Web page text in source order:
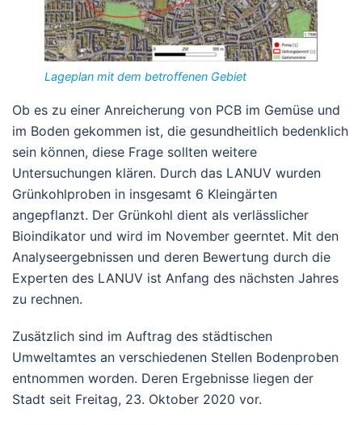
Lageplan mit dem betroffenen Gebiet
Ob es zu einer Anreicherung von PCB im Gemüse und
im Boden gekommen ist, die gesundheitlich bedenklich
sein können, diese Frage sollten weitere
Untersuchungen klären. Durch das LANUV wurden
Grünkohlproben in insgesamt 6 Kleingärten
angepflanzt. Der Grünkohl dient als verlässlicher
Bioindikator und wird im November geerntet. Mit den
Analyseergebnissen und deren Bewertung durch die
Experten des LANUV ist Anfang des nächsten Jahres
zu rechnen.
Zusätzlich sind im Auftrag des städtischen
Umweltamtes an verschiedenen Stellen Bodenproben
entnommen worden. Deren Ergebnisse liegen der
Stadt seit Freitag, 23. Oktober 2020 vor.